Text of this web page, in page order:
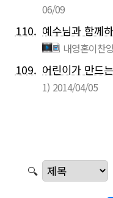
06/09
110. 예수님과 함께
내영혼이찬
109. 어린이가 만드
1) 2014/04/05
🔍